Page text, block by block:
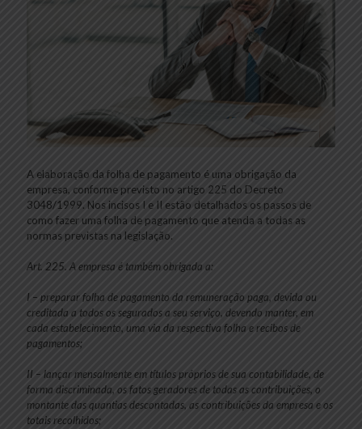
A elaboração da folha de pagamento é uma obrigação da
empresa, conforme previsto no artigo 225 do Decreto
3048/1999. Nos incisos I e II estão detalhados os passos de
como fazer uma folha de pagamento que atenda a todas as
normas previstas na legislação.
Art. 225. A empresa é também obrigada a:
I – preparar folha de pagamento da remuneração paga, devida ou
creditada a todos os segurados a seu serviço, devendo manter, em
cada estabelecimento, uma via da respectiva folha e recibos de
pagamentos;
II – lançar mensalmente em títulos próprios de sua contabilidade, de
forma discriminada, os fatos geradores de todas as contribuições, o
montante das quantias descontadas, as contribuições da empresa e os
totais recolhidos;